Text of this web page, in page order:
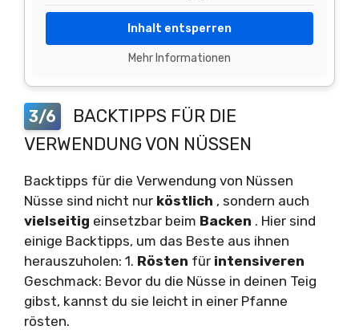
Inhalt entsperren
Mehr Informationen
3/6
BACKTIPPS FÜR DIE
VERWENDUNG VON NÜSSEN
Backtipps für die Verwendung von Nüssen
Nüsse sind nicht nur köstlich , sondern auch
vielseitig einsetzbar beim Backen . Hier sind
einige Backtipps, um das Beste aus ihnen
herauszuholen: 1. Rösten für intensiveren
Geschmack: Bevor du die Nüsse in deinen Teig
gibst, kannst du sie leicht in einer Pfanne
rösten.